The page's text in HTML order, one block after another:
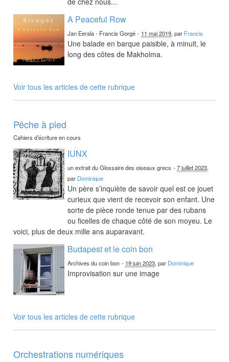
A Peaceful Row
Jan Eerala - Francis Gorgé - 11 mai 2019, par Francis
Une balade en barque paisible, à minuit, le
long des côtes de Makholma.
Voir tous les articles de cette rubrique
Pêche à pied
Cahiers d’écriture en cours
IUNX
un extrait du Glossaire des oiseaux grecs -7 juillet 2023,
par Dominique
Un père s’inquiète de savoir quel est ce jouet
curieux que vient de recevoir son enfant. Une
sorte de pièce ronde tenue par des rubans
ou ficelles de chaque côté de son moyeu. Le
voici, plus de deux mille ans auparavant.
Budapest et le coin bon
Archives du coin bon - 19 juin 2023, par Dominique
Improvisation sur une image
Voir tous les articles de cette rubrique
Orchestrations numériques